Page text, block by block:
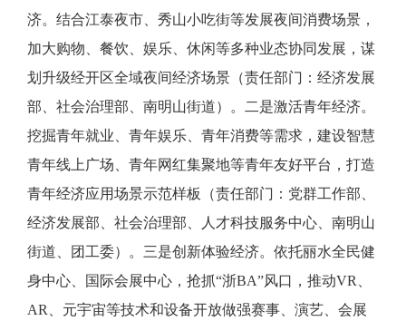
济。结合江泰夜市、秀山小吃街等发展夜间消费场景，
加大购物、餐饮、娱乐、休闲等多种业态协同发展，谋
划升级经开区全域夜间经济场景（责任部门：经济发展
部、社会治理部、南明山街道）。二是激活青年经济。
挖掘青年就业、青年娱乐、青年消费等需求，建设智慧
青年线上广场、青年网红集聚地等青年友好平台，打造
青年经济应用场景示范样板（责任部门：党群工作部、
经济发展部、社会治理部、人才科技服务中心、南明山
街道、团工委）。三是创新体验经济。依托丽水全民健
身中心、国际会展中心，抢抓“浙BA”风口，推动VR、
AR、元宇宙等技术和设备开放做强赛事、演艺、会展